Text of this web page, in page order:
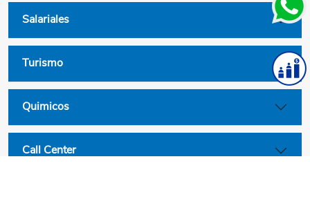
Salariales
Turismo
Quimicos
Call Center